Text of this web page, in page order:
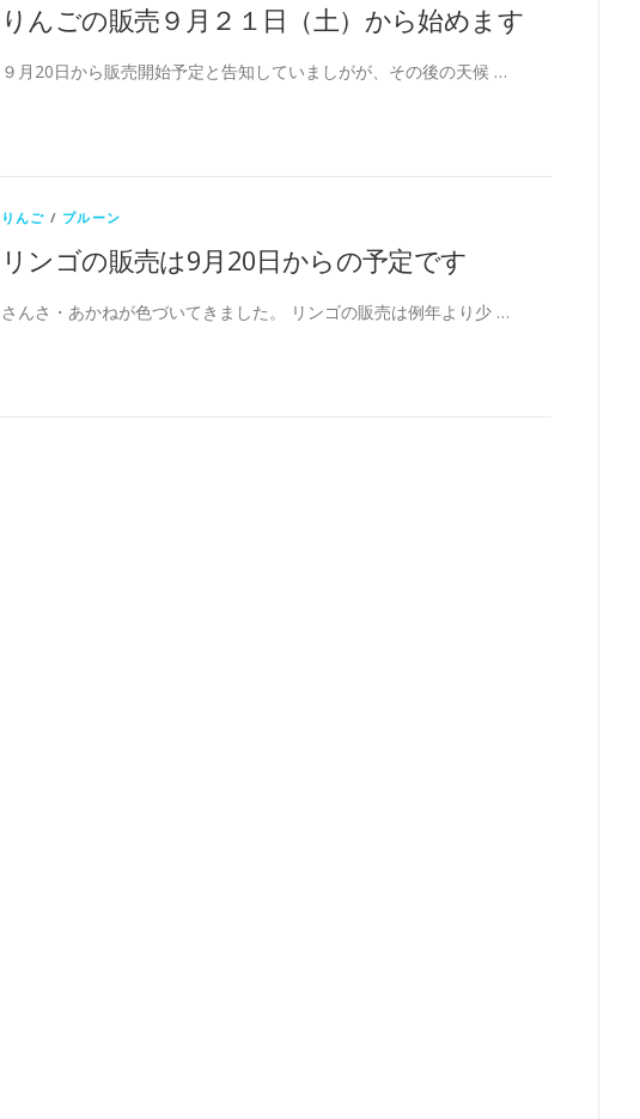
りんごの販売９月２１日（土）から始めます
９月20日から販売開始予定と告知していましがが、その後の天候 …
りんご / プルーン
リンゴの販売は9月20日からの予定です
さんさ・あかねが色づいてきました。 リンゴの販売は例年より少 …